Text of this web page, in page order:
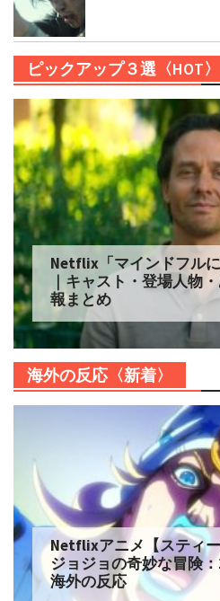
ピックアップ３選〈HOT〉
Netflix「マインドフル
｜キャスト・登場人物
報まとめ
海外の反応〈新着〉
Netflixアニメ【スティ
ジョジョの奇妙な冒険
海外の反応